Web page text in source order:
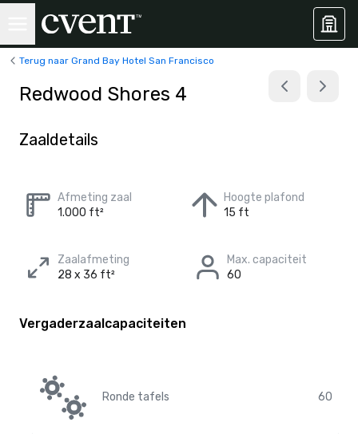
Terug naar Grand Bay Hotel San Francisco
Redwood Shores 4
Zaaldetails
Afmeting zaal
1.000 ft²
Hoogte plafond
15 ft
Zaalafmeting
28 x 36 ft²
Max. capaciteit
60
Vergaderzaalcapaciteiten
Ronde tafels 60